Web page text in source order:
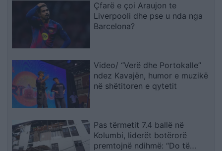
Çfarë e çoi Araujon te
Liverpooli dhe pse u nda nga
Barcelona?
Video/ “Verë dhe Portokalle”
ndez Kavajën, humor e muzikë
në shëtitoren e qytetit
Pas tërmetit 7.4 ballë në
Kolumbi, liderët botërorë
premtojnë ndihmë: “Do të